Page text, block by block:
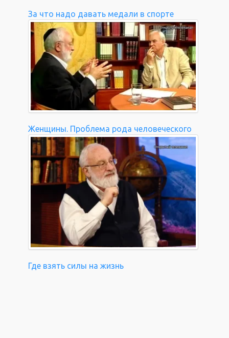
За что надо давать медали в спорте
Женщины. Проблема рода человеческого
Где взять силы на жизнь